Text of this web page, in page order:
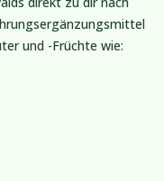
und -Früchte wie: